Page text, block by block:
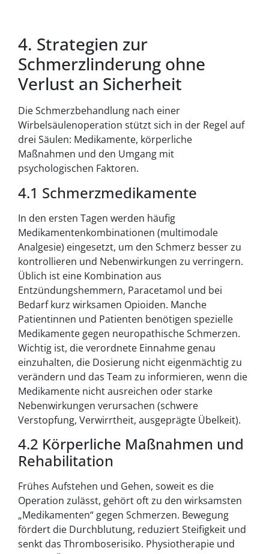
4. Strategien zur
Schmerzlinderung ohne
Verlust an Sicherheit
Die Schmerzbehandlung nach einer
Wirbelsäulenoperation stützt sich in der Regel auf
drei Säulen: Medikamente, körperliche
Maßnahmen und den Umgang mit
psychologischen Faktoren.
4.1 Schmerzmedikamente
In den ersten Tagen werden häufig
Medikamentenkombinationen (multimodale
Analgesie) eingesetzt, um den Schmerz besser zu
kontrollieren und Nebenwirkungen zu verringern.
Üblich ist eine Kombination aus
Entzündungshemmern, Paracetamol und bei
Bedarf kurz wirksamen Opioiden. Manche
Patientinnen und Patienten benötigen spezielle
Medikamente gegen neuropathische Schmerzen.
Wichtig ist, die verordnete Einnahme genau
einzuhalten, die Dosierung nicht eigenmächtig zu
verändern und das Team zu informieren, wenn die
Medikamente nicht ausreichen oder starke
Nebenwirkungen verursachen (schwere
Verstopfung, Verwirrtheit, ausgeprägte Übelkeit).
4.2 Körperliche Maßnahmen und
Rehabilitation
Frühes Aufstehen und Gehen, soweit es die
Operation zulässt, gehört oft zu den wirksamsten
„Medikamenten“ gegen Schmerzen. Bewegung
fördert die Durchblutung, reduziert Steifigkeit und
senkt das Thromboserisiko. Physiotherapie und